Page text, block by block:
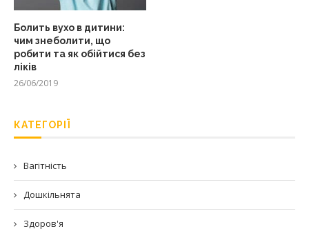
Болить вухо в дитини:
чим знеболити, що
робити та як обійтися без
ліків
26/06/2019
КАТЕГОРІЇ
Вагітність
Дошкільнята
Здоров'я